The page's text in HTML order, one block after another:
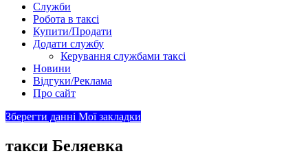
Служби
Робота в таксі
Купити/Продати
Додати службу
Керування службами таксі
Новини
Відгуки/Реклама
Про сайт
Зберегти данні Мої закладки
такси Беляевка